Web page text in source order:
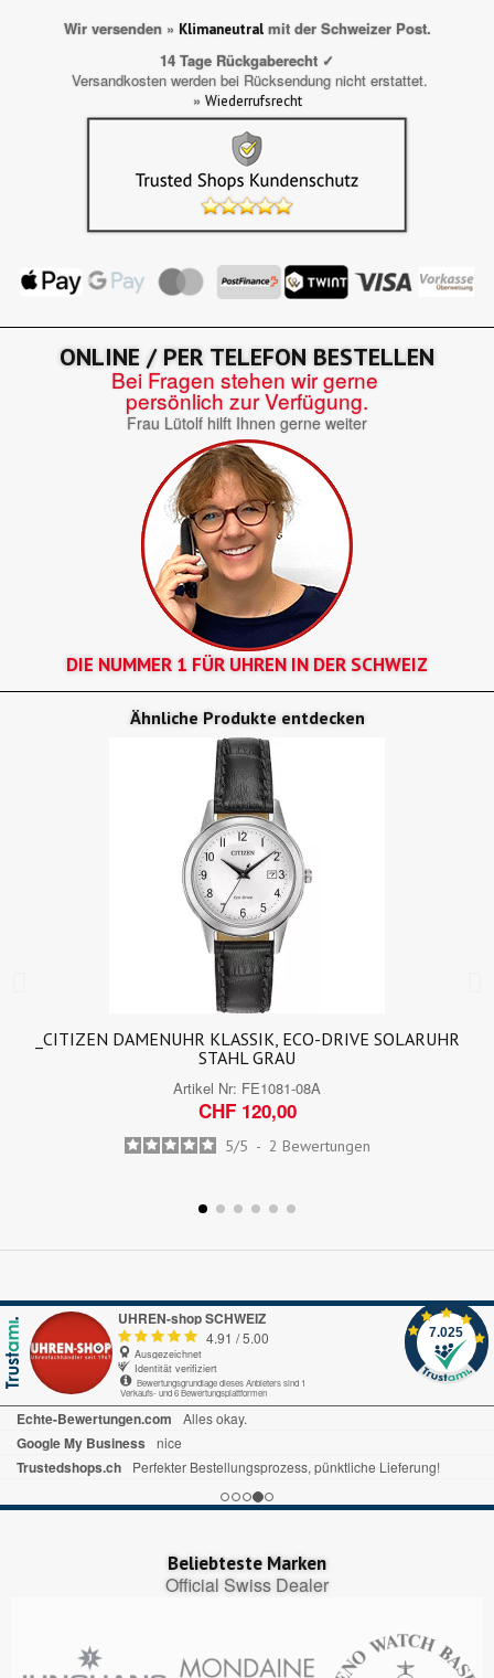
Wir versenden » Klimaneutralmit der Schweizer Post.
14 Tage Rückgaberecht ✓
Versandkosten werden bei Rücksendung nicht erstattet.
» Wiederrufsrecht
ONLINE / PER TELEFON BESTELLEN
Bei Fragen stehen wir gerne
persönlich zur Verfügung.
Frau Lütolf hilft Ihnen gerne weiter
DIE NUMMER 1 FÜR UHREN IN DER SCHWEIZ
Ähnliche Produkte entdecken
_CITIZEN DAMENUHR KLASSIK, ECO-DRIVE SOLARUHR
STAHL GRAU
Artikel Nr: FE1081-08A
CHF 120,00
5/5 - 2 Bewertungen
UHREN-shop SCHWEIZ
4.91 /5.00
Ausgezeichnet
Identität verifiziert
Bewertungsgrundlage dieses Anbieters sind 1
Verkaufs- und 6 Bewertungsplattformen
7.025
Echte-Bewertungen.com Alles okay.
Google My Business nice
Trustedshops.ch Perfekter Bestellungsprozess, pünktliche Lieferung!
Beliebteste Marken
Official Swiss Dealer